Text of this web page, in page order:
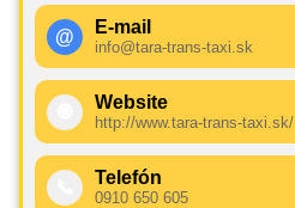
@ E-mail
info@tara-trans-taxi.sk
Website
http://www.tara-trans-taxi.sk/
Telefón
0910 650 605